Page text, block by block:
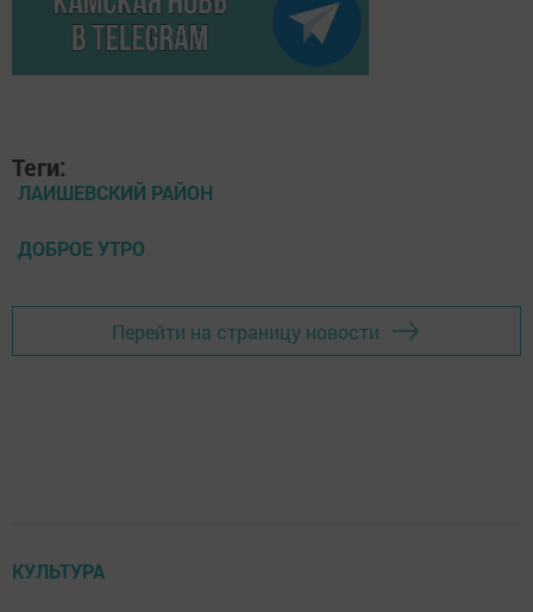
Теги:
ЛАИШЕВСКИЙ РАЙОН
ДОБРОЕ УТРО
Перейти на страницу новости
КУЛЬТУРА